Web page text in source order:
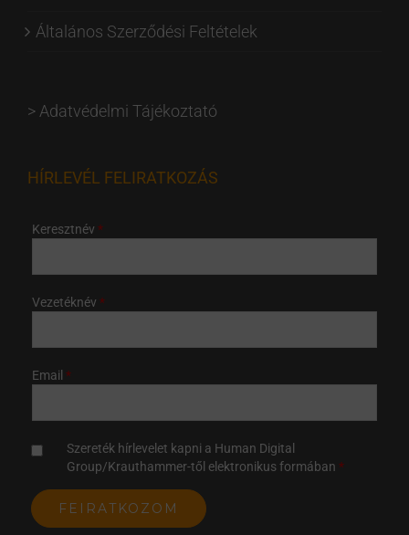
Általános Szerződési Feltételek
> Adatvédelmi Tájékoztató
HÍRLEVÉL FELIRATKOZÁS
Keresztnév
Vezetéknév
Email
Szereték hírlevelet kapni a Human Digital
Group/Krauthammer-től elektronikus formában